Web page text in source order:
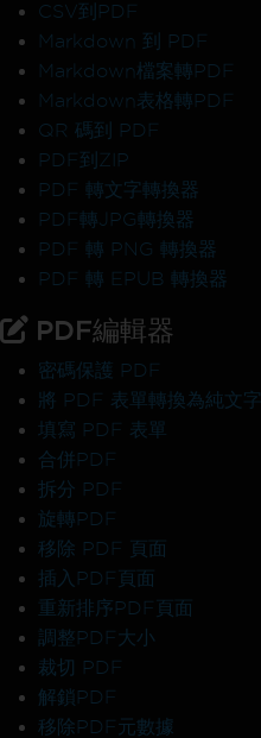
CSV到PDF
Markdown 到 PDF
Markdown檔案轉PDF
Markdown表格轉PDF
QR 碼到 PDF
PDF到ZIP
PDF 轉文字轉換器
PDF轉JPG轉換器
PDF 轉 PNG 轉換器
PDF 轉 EPUB 轉換器
PDF編輯器
密碼保護 PDF
將 PDF 表單轉換為純文字
填寫 PDF 表單
合併PDF
拆分 PDF
旋轉PDF
移除 PDF 頁面
插入PDF頁面
重新排序PDF頁面
調整PDF大小
裁切 PDF
解鎖PDF
移除PDF元數據